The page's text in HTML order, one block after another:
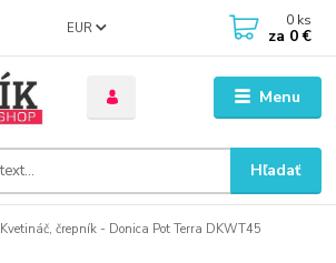
Menu
EUR
Hľadať
0 ks
za 0 €
Kvetináč, črepník - Donica Pot Terra DKWT45